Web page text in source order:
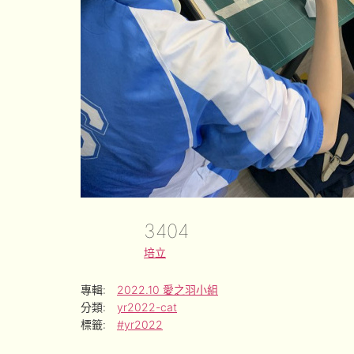
3404
培立
專輯:
2022.10 愛之羽小組
分類:
yr2022-cat
標籤:
#yr2022